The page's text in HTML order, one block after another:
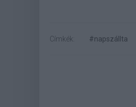
Címkék: #napszállta